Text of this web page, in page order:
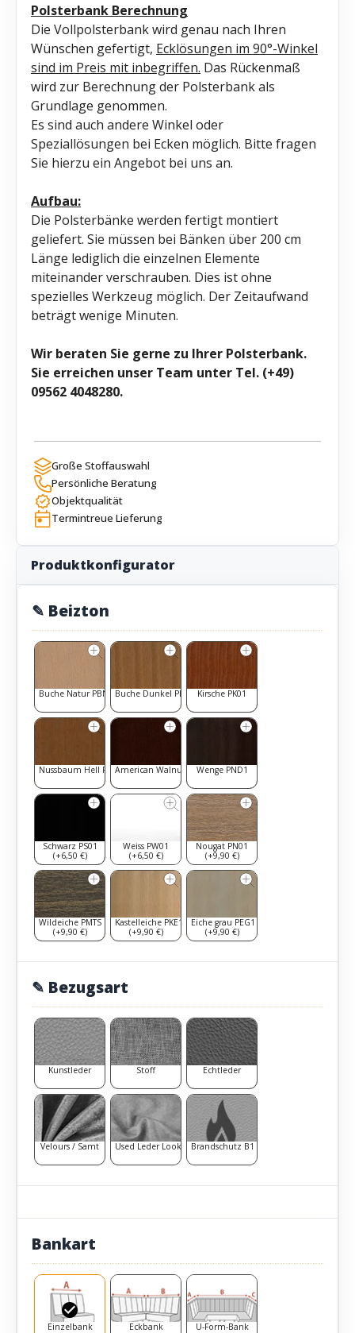
Polsterbank Berechnung
Die Vollpolsterbank wird genau nach Ihren
Wünschen gefertigt, Ecklösungen im 90°-Winkel
sind im Preis mit inbegriffen. Das Rückenmaß
wird zur Berechnung der Polsterbank als
Grundlage genommen.
Es sind auch andere Winkel oder
Speziallösungen bei Ecken möglich. Bitte fragen
Sie hierzu ein Angebot bei uns an.
Aufbau:
Die Polsterbänke werden fertigt montiert
geliefert. Sie müssen bei Bänken über 200 cm
Länge lediglich die einzelnen Elemente
miteinander verschrauben. Dies ist ohne
spezielles Werkzeug möglich. Der Zeitaufwand
beträgt wenige Minuten.
Wir beraten Sie gerne zu Ihrer Polsterbank.
Sie erreichen unser Team unter Tel. (+49)
09562 4048280.
Große Stoffauswahl
Persönliche Beratung
Objektqualität
Termintreue Lieferung
Produktkonfigurator
✎ Beizton
Buche Natur PBN1 Buche Dunkel PBD1 Kirsche PK01
Nussbaum Hell PNH1American Walnut PAW1Wenge PND1
Schwarz PS01
(+6,50 €)
Weiss PW01
(+6,50 €)
Nougat PN01
(+9,90 €)
Wildeiche PMTS
(+9,90 €)
Kastelleiche PKE1
(+9,90 €)
Eiche grau PEG1
(+9,90 €)
✎ Bezugsart
Kunstleder Stoff Echtleder
Velours / Samt Used Leder Look Brandschutz B1
Bankart
Einzelbank Eckbank U-Form-Bank